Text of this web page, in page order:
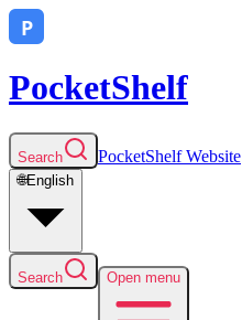
PocketShelf
Search PocketShelfWebsite
🌐English
Search Open menu